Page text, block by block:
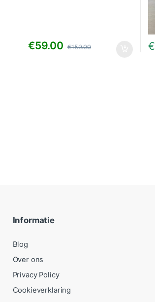
€59.00 €159.00 €
Informatie
Blog
Over ons
Privacy Policy
Cookieverklaring